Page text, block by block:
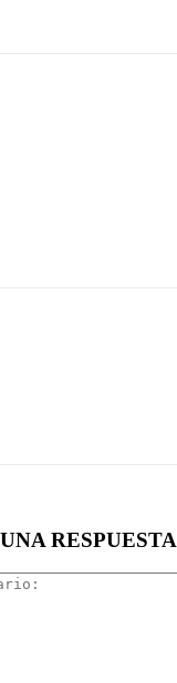
RESPUESTA